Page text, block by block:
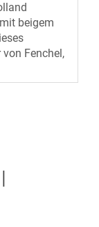
beigem
Fenchel,